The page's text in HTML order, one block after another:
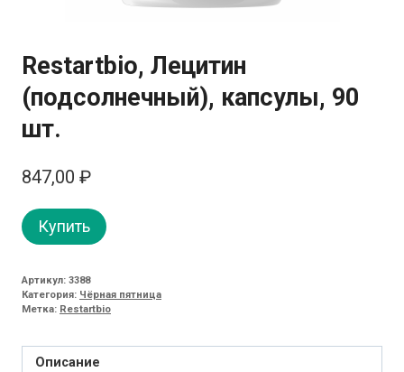
Restartbio, Лецитин
(подсолнечный), капсулы, 90
шт.
847,00 ₽
Купить
Артикул: 3388
Категория: Чёрная пятница
Метка: Restartbio
Описание